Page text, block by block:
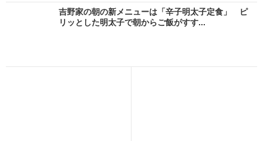
吉野家の朝の新メニューは「辛子明太子定食」 ピ
リッとした明太子で朝からご飯がすす...